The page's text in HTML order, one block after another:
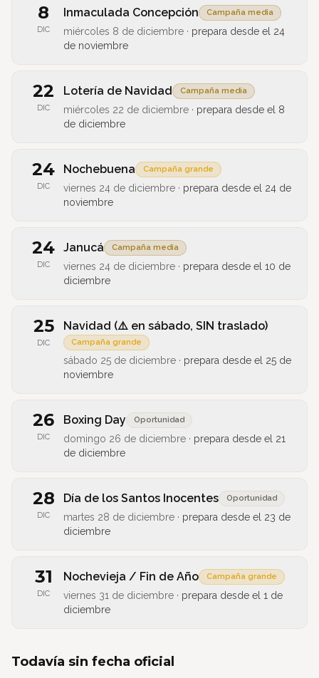
8
DIC
Inmaculada Concepción Campaña media
miércoles 8 de diciembre · prepara desde el 24
de noviembre
22
DIC
Lotería de Navidad Campaña media
miércoles 22 de diciembre · prepara desde el 8
de diciembre
24
DIC
Nochebuena Campaña grande
viernes 24 de diciembre · prepara desde el 24 de
noviembre
24
DIC
Janucá Campaña media
viernes 24 de diciembre · prepara desde el 10 de
diciembre
25
DIC
Navidad (⚠️ en sábado, SIN traslado)
Campaña grande
sábado 25 de diciembre · prepara desde el 25 de
noviembre
26
DIC
Boxing Day Oportunidad
domingo 26 de diciembre · prepara desde el 21
de diciembre
28
DIC
Día de los Santos Inocentes Oportunidad
martes 28 de diciembre · prepara desde el 23 de
diciembre
31
DIC
Nochevieja / Fin de Año Campaña grande
viernes 31 de diciembre · prepara desde el 1 de
diciembre
Todavía sin fecha oficial